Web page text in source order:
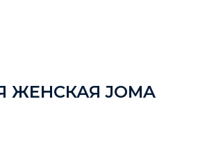
ЖЕНСКАЯ JOMA